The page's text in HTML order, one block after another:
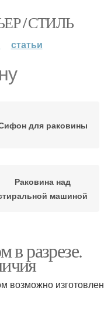
/ СТИЛЬ
статьи
для раковины
Раковина над
машиной
в разрезе.
возможно изготовлен